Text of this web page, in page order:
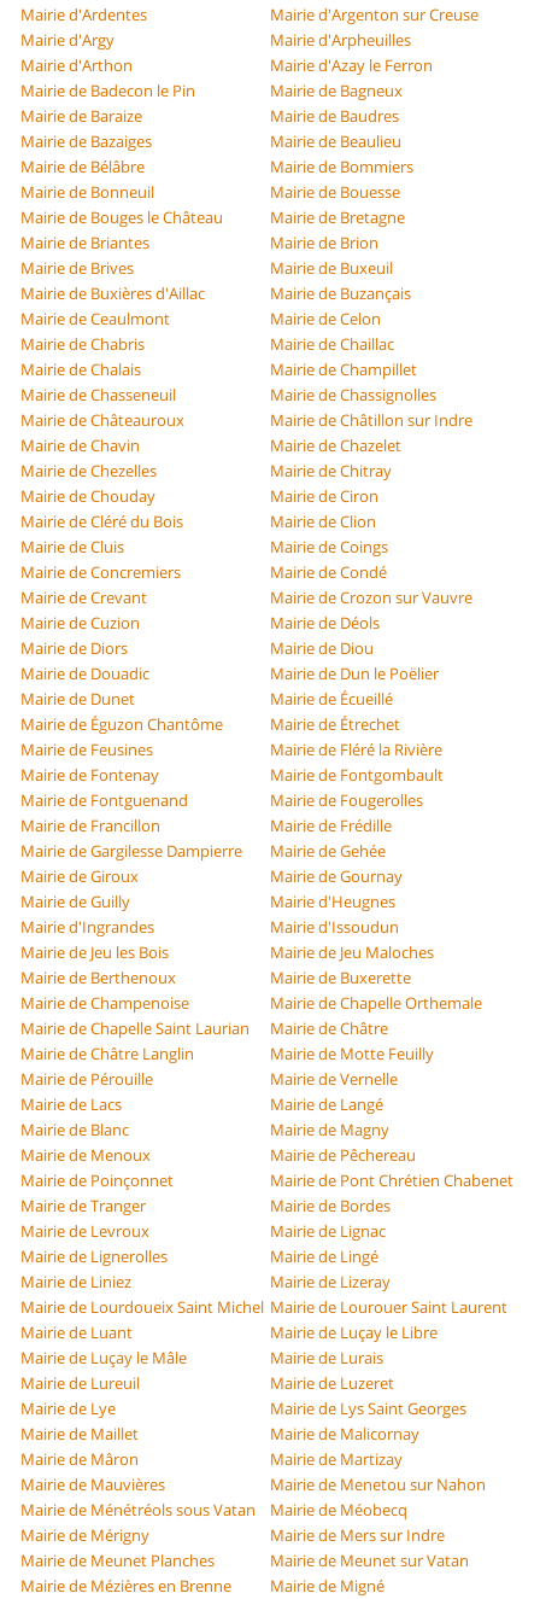
Mairie d'Ardentes
Mairie d'Argenton sur Creuse
Mairie d'Argy
Mairie d'Arpheuilles
Mairie d'Arthon
Mairie d'Azay le Ferron
Mairie de Badecon le Pin
Mairie de Bagneux
Mairie de Baraize
Mairie de Baudres
Mairie de Bazaiges
Mairie de Beaulieu
Mairie de Bélâbre
Mairie de Bommiers
Mairie de Bonneuil
Mairie de Bouesse
Mairie de Bouges le Château
Mairie de Bretagne
Mairie de Briantes
Mairie de Brion
Mairie de Brives
Mairie de Buxeuil
Mairie de Buxières d'Aillac
Mairie de Buzançais
Mairie de Ceaulmont
Mairie de Celon
Mairie de Chabris
Mairie de Chaillac
Mairie de Chalais
Mairie de Champillet
Mairie de Chasseneuil
Mairie de Chassignolles
Mairie de Châteauroux
Mairie de Châtillon sur Indre
Mairie de Chavin
Mairie de Chazelet
Mairie de Chezelles
Mairie de Chitray
Mairie de Chouday
Mairie de Ciron
Mairie de Cléré du Bois
Mairie de Clion
Mairie de Cluis
Mairie de Coings
Mairie de Concremiers
Mairie de Condé
Mairie de Crevant
Mairie de Crozon sur Vauvre
Mairie de Cuzion
Mairie de Déols
Mairie de Diors
Mairie de Diou
Mairie de Douadic
Mairie de Dun le Poëlier
Mairie de Dunet
Mairie de Écueillé
Mairie de Éguzon Chantôme
Mairie de Étrechet
Mairie de Feusines
Mairie de Fléré la Rivière
Mairie de Fontenay
Mairie de Fontgombault
Mairie de Fontguenand
Mairie de Fougerolles
Mairie de Francillon
Mairie de Frédille
Mairie de Gargilesse Dampierre
Mairie de Gehée
Mairie de Giroux
Mairie de Gournay
Mairie de Guilly
Mairie d'Heugnes
Mairie d'Ingrandes
Mairie d'Issoudun
Mairie de Jeu les Bois
Mairie de Jeu Maloches
Mairie de Berthenoux
Mairie de Buxerette
Mairie de Champenoise
Mairie de Chapelle Orthemale
Mairie de Chapelle Saint Laurian
Mairie de Châtre
Mairie de Châtre Langlin
Mairie de Motte Feuilly
Mairie de Pérouille
Mairie de Vernelle
Mairie de Lacs
Mairie de Langé
Mairie de Blanc
Mairie de Magny
Mairie de Menoux
Mairie de Pêchereau
Mairie de Poinçonnet
Mairie de Pont Chrétien Chabenet
Mairie de Tranger
Mairie de Bordes
Mairie de Levroux
Mairie de Lignac
Mairie de Lignerolles
Mairie de Lingé
Mairie de Liniez
Mairie de Lizeray
Mairie de Lourdoueix Saint Michel Mairie de Lourouer Saint Laurent
Mairie de Luant
Mairie de Luçay le Libre
Mairie de Luçay le Mâle
Mairie de Lurais
Mairie de Lureuil
Mairie de Luzeret
Mairie de Lye
Mairie de Lys Saint Georges
Mairie de Maillet
Mairie de Malicornay
Mairie de Mâron
Mairie de Martizay
Mairie de Mauvières
Mairie de Menetou sur Nahon
Mairie de Ménétréols sous Vatan
Mairie de Méobecq
Mairie de Mérigny
Mairie de Mers sur Indre
Mairie de Meunet Planches
Mairie de Meunet sur Vatan
Mairie de Mézières en Brenne
Mairie de Migné